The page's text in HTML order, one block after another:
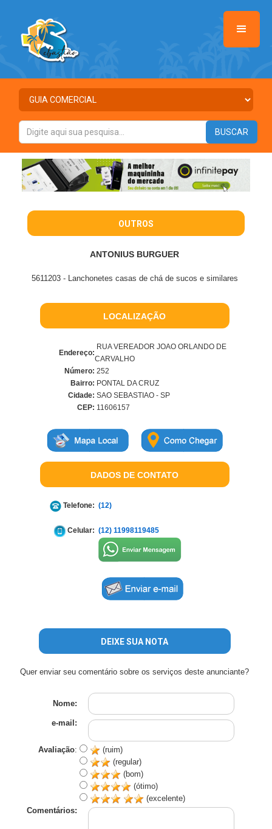
OUTROS
ANTONIUS BURGUER
5611203 - Lanchonetes casas de chá de sucos e similares
LOCALIZAÇÃO
Endereço:
RUA VEREADOR JOAO ORLANDO DE
CARVALHO
Número: 252
Bairro: PONTAL DA CRUZ
Cidade: SAO SEBASTIAO - SP
CEP: 11606157
DADOS DE CONTATO
Telefone: (12)
Celular: (12) 11998119485
DEIXE SUA NOTA
Quer enviar seu comentário sobre os serviços deste anunciante?
Nome:
e-mail:
Avaliação:
(ruim)
(regular)
(bom)
(ótimo)
(excelente)
Comentários: